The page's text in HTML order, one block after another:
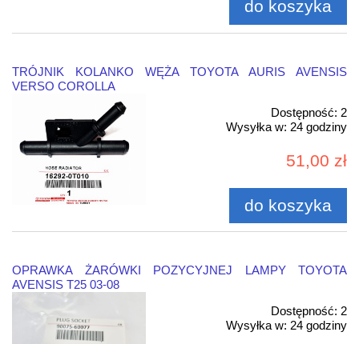
do koszyka
TRÓJNIK KOLANKO WĘŻA TOYOTA AURIS AVENSIS
VERSO COROLLA
Dostępność: 2
Wysyłka w: 24 godziny
51,00 zł
do koszyka
OPRAWKA ŻARÓWKI POZYCYJNEJ LAMPY TOYOTA
AVENSIS T25 03-08
Dostępność: 2
Wysyłka w: 24 godziny